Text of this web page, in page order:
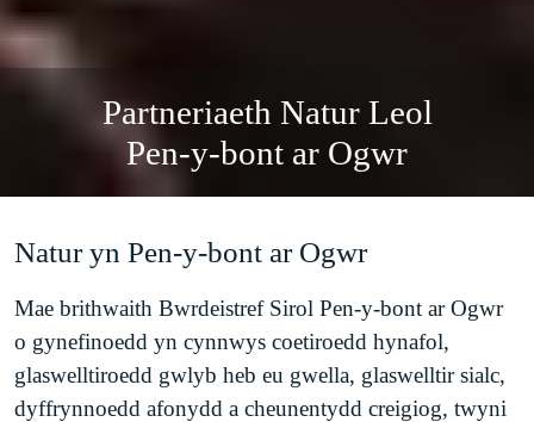
Partneriaeth Natur Leol
Pen-y-bont ar Ogwr
Natur yn Pen-y-bont ar Ogwr
Mae brithwaith Bwrdeistref Sirol Pen-y-bont ar Ogwr
o gynefinoedd yn cynnwys coetiroedd hynafol,
glaswelltiroedd gwlyb heb eu gwella, glaswelltir sialc,
dyffrynnoedd afonydd a cheunentydd creigiog, twyni